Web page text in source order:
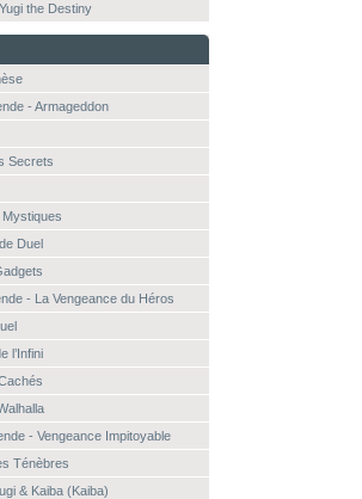
the Destiny
- Armageddon
Secrets
Duel
- La Vengeance du Héros
l’Infini
- Vengeance Impitoyable
Ténèbres
& Kaiba (Kaiba)